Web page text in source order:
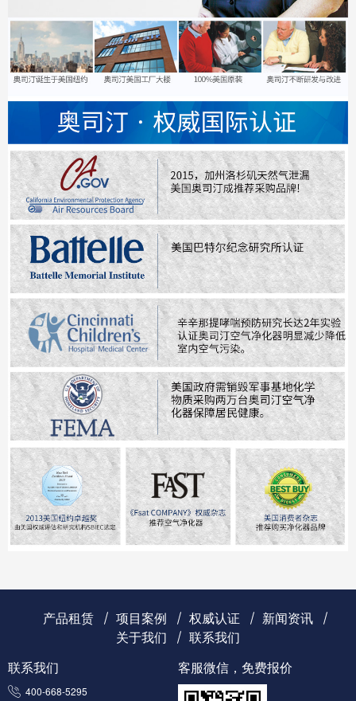
产品租赁 项目案例 权威认证
新闻资讯
关于我们
联系我们
联系我们
400-668-5295
客服微信，免费报价